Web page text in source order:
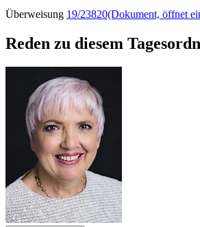
Überweisung 19/23820(Dokument, öffnet
Reden zu diesem